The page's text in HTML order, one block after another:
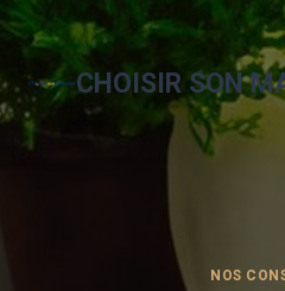
Aller
contenu CHOISIR SON
NOS